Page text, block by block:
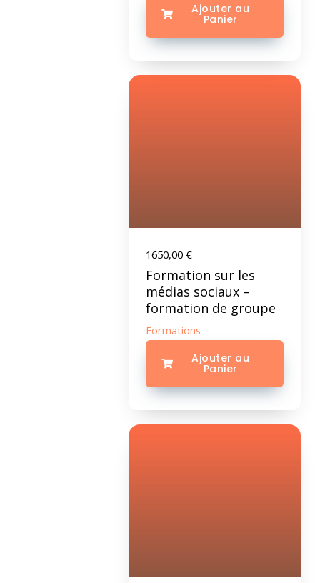
Ajouter au
Panier
1650,00 €
Formation sur les
médias sociaux –
formation de groupe
Formations
Ajouter au
Panier